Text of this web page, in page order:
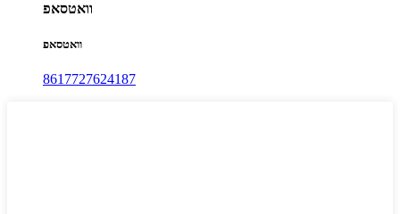
וואטסאפ
וואטסאפ
8617727624187